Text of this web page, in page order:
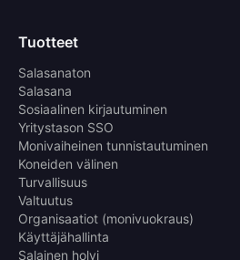
Tuotteet
Salasanaton
Salasana
Sosiaalinen kirjautuminen
Yritystason SSO
Monivaiheinen tunnistautuminen
Koneiden välinen
Turvallisuus
Valtuutus
Organisaatiot (monivuokraus)
Käyttäjähallinta
Salainen holvi